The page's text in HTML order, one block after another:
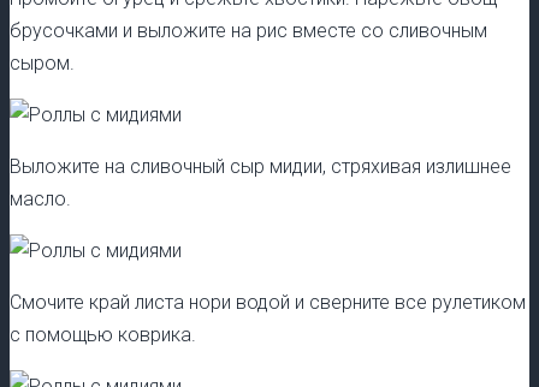
брусочками и выложите на рис вместе со сливочным
сыром.
Выложите на сливочный сыр мидии, стряхивая излишнее
масло.
Смочите край листа нори водой и сверните все рулетиком
с помощью коврика.